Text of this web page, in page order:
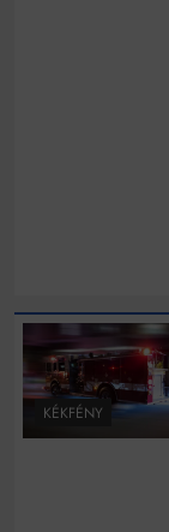
működik, ha jól
Ingatlanpiaci
nőhetnek a
Ahol köszönnek,
Amikor a Tetris
koponyájába
Ki akarsz törni.
Az öregség nem
Az ördög még
Móricz
KÉKFÉNY